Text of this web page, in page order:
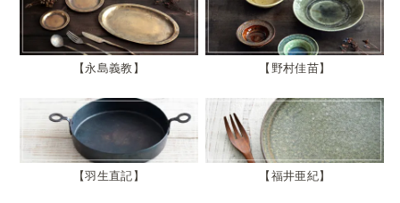
永島義教 野村佳苗
羽生直記 福井亜紀